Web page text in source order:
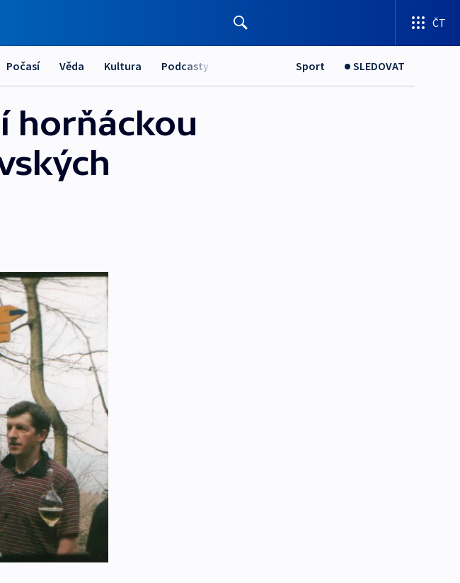
ČT
Počasí Věda Kultura Podcasty Sport SLEDOVAT
horňáckou